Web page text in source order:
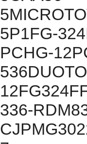
5P1FG-
PCHG-
336-